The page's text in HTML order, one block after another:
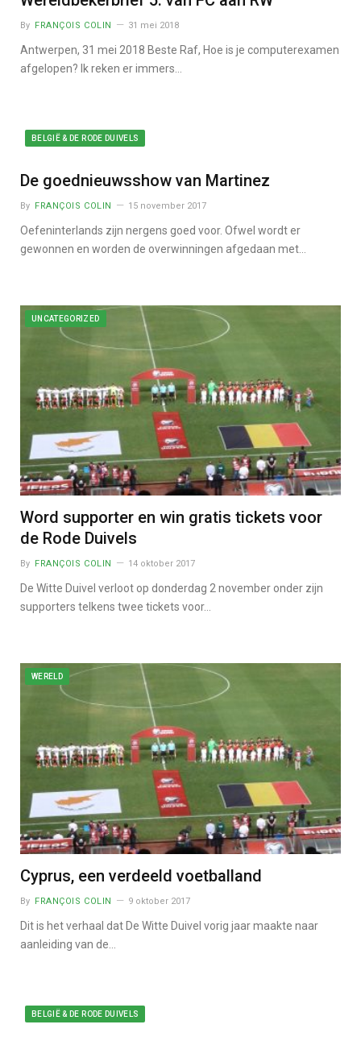
By FRANÇOIS COLIN 31 mei 2018
Antwerpen, 31 mei 2018 Beste Raf, Hoe is je computerexamen
afgelopen? Ik reken er immers…
BELGIË & DE RODE DUIVELS
De goednieuwsshow van Martinez
By FRANÇOIS COLIN 15 november 2017
Oefeninterlands zijn nergens goed voor. Ofwel wordt er
gewonnen en worden de overwinningen afgedaan met…
UNCATEGORIZED
Word supporter en win gratis tickets voor
de Rode Duivels
By FRANÇOIS COLIN 14 oktober 2017
De Witte Duivel verloot op donderdag 2 november onder zijn
supporters telkens twee tickets voor…
WERELD
Cyprus, een verdeeld voetballand
By FRANÇOIS COLIN 9 oktober 2017
Dit is het verhaal dat De Witte Duivel vorig jaar maakte naar
aanleiding van de…
BELGIË & DE RODE DUIVELS